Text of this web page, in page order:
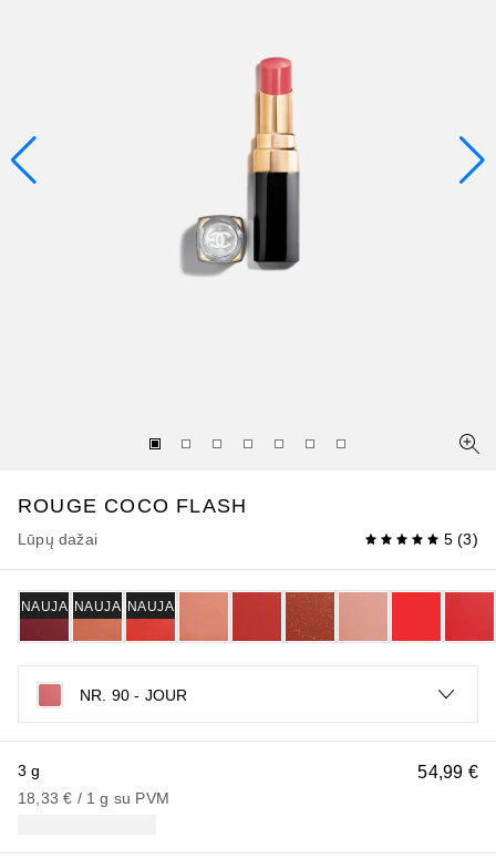
ROUGE COCO FLASH
Lūpų dažai 5 (3)
NAUJA NAUJA NAUJA
NR. 90 - JOUR
54,99 €
3 g
18,33 € / 1 g su PVM